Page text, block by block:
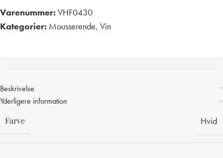
Varenummer: VHF0430
Kategorier: Mousserende, Vin
Beskrivelse
Yderligere information
Farve
Hvid